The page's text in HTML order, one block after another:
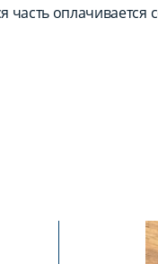
часть оплачивается